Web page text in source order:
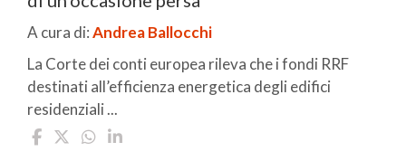
A cura di:Andrea Ballocchi
La Corte dei conti europea rileva che i fondi RRF
destinati all’efficienza energetica degli edifici
residenziali ...